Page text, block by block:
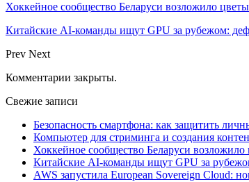
Хоккейное сообщество Беларуси возложило
Китайские AI-команды ищут GPU за рубежом:
Prev Next
Комментарии закрыты.
Свежие записи
Безопасность смартфона: как защитить
Компьютер для стриминга и создания
Хоккейное сообщество Беларуси
Китайские AI-команды ищут GPU за
AWS запустила European Sovereign Cloud: